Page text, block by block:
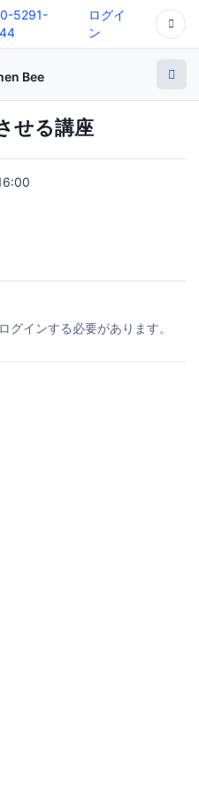
5291-
ログイ
ン
Bee
せる講座
グインする必要があります。